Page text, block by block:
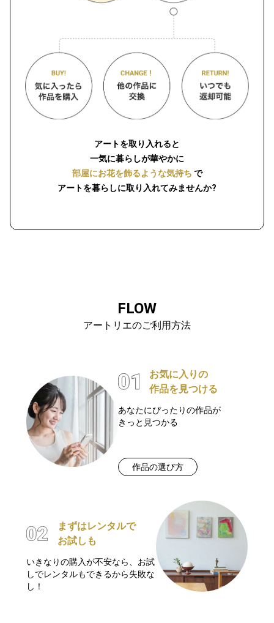
アートを取り入れると
一気に暮らしが華やかに
部屋にお花を飾るような気持ち で
アートを暮らしに取り入れてみませんか?
FLOW
アートリエのご利用方法
お気に入りの
作品を見つける
あなたにぴったりの作品が
きっと見つかる
作品の選び方
まずはレンタルで
お試しも
いきなりの購入が不安なら、お試
しでレンタルもできるから失敗な
し！